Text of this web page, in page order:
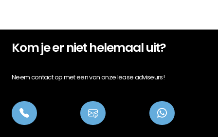
Kom je er niet helemaal uit?
Neem contact op met een van onze lease adviseurs!